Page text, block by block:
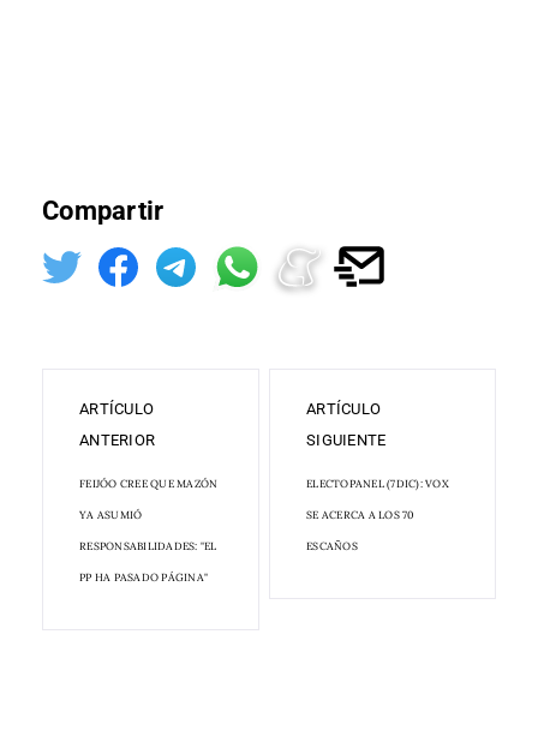
Compartir
ARTÍCULO
ANTERIOR
FEIJÓO CREE QUE MAZÓN
YA ASUMIÓ
RESPONSABILIDADES: "EL
PP HA PASADO PÁGINA"
ARTÍCULO
SIGUIENTE
ELECTOPANEL (7DIC): VOX
SE ACERCA A LOS 70
ESCAÑOS